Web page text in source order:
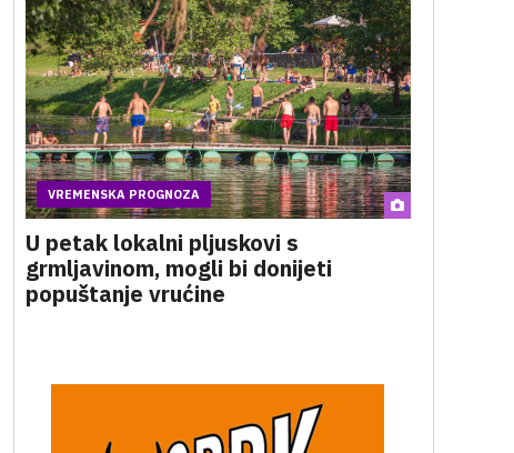
VREMENSKA PROGNOZA
U petak lokalni pljuskovi s
grmljavinom, mogli bi donijeti
popuštanje vrućine